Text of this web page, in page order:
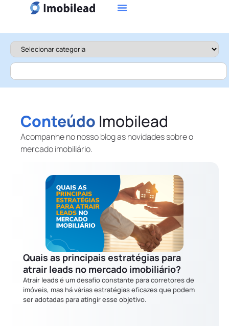
Conteúdo Imobilead
Acompanhe no nosso blog as novidades sobre o
mercado imobiliário.
Quais as principais estratégias para
atrair leads no mercado imobiliário?
Atrair leads é um desafio constante para corretores de
imóveis, mas há várias estratégias eficazes que podem
ser adotadas para atingir esse objetivo.